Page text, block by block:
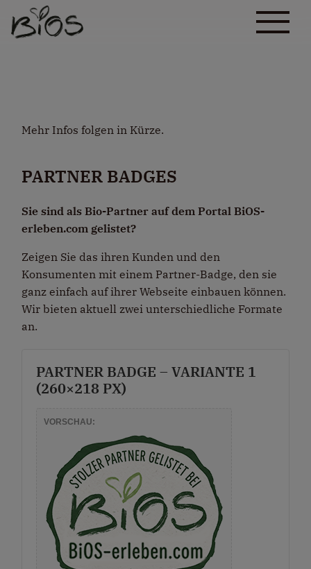
Mehr Infos folgen in Kürze.
PARTNER BADGES
Sie sind als Bio-Partner auf dem Portal BiOS-
erleben.com gelistet?
Zeigen Sie das ihren Kunden und den
Konsumenten mit einem Partner-Badge, den sie
ganz einfach auf ihrer Webseite einbauen können.
Wir bieten aktuell zwei unterschiedliche Formate
an.
PARTNER BADGE – VARIANTE 1
(260×218 PX)
VORSCHAU: